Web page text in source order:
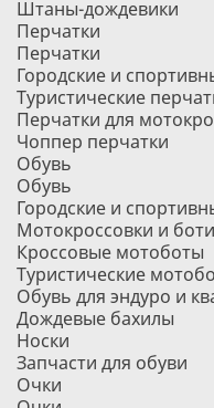
Штаны-дождевики
Перчатки
Перчатки
Городские и
Туристические
Перчатки для
Чоппер перчатки
Обувь
Обувь
Городские и
Мотокроссовки и
Кроссовые мотоботы
Туристические
Обувь для эндуро и
Дождевые бахилы
Носки
Запчасти для обуви
Очки